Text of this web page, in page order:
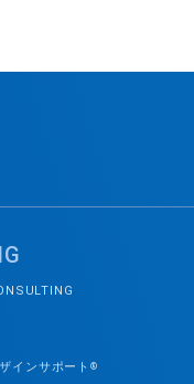
インサポート®